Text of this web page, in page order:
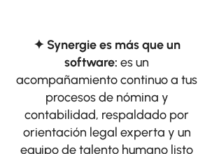
✦ Synergie es más que un
software: es un
acompañamiento continuo a tus
procesos de nómina y
contabilidad, respaldado por
orientación legal experta y un
equipo de talento humano listo